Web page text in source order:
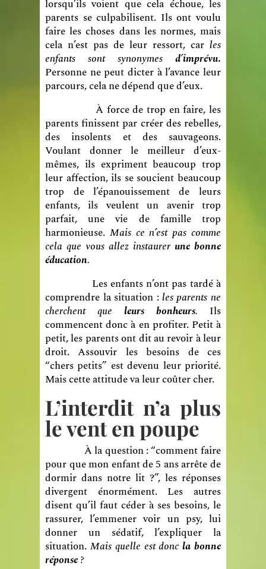
lorsqu’ils voient que cela échoue, les
parents se culpabilisent. Ils ont voulu
faire les choses dans les normes, mais
cela n’est pas de leur ressort, car les
enfants sont synonymes d’imprévu.
Personne ne peut dicter à l’avance leur
parcours, cela ne dépend que d’eux.
À force de trop en faire, les
parents finissent par créer des rebelles,
des insolents et des sauvageons.
Voulant donner le meilleur d’eux-
mêmes, ils expriment beaucoup trop
leur affection, ils se soucient beaucoup
trop de l’épanouissement de leurs
enfants, ils veulent un avenir trop
parfait, une vie de famille trop
harmonieuse. Mais ce n’est pas comme
cela que vous allez instaurer une bonne
éducation.
Les enfants n’ont pas tardé à
comprendre la situation :les parents ne
cherchent que leurs bonheurs. Ils
commencent donc à en profiter. Petit à
petit, les parents ont dit au revoir à leur
droit. Assouvir les besoins de ces
“chers petits” est devenu leur priorité.
Mais cette attitude va leur coûter cher.
L’interdit n’a plus
le vent en poupe
À la question : “comment faire
pour que mon enfant de 5 ans arrête de
dormir dans notre lit ?”, les réponses
divergent énormément. Les autres
disent qu’il faut céder à ses besoins, le
rassurer, l’emmener voir un psy, lui
donner un sédatif, l’expliquer la
situation. Mais quelle est doncla bonne
réponse?